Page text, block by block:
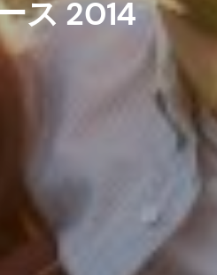
ス 2014